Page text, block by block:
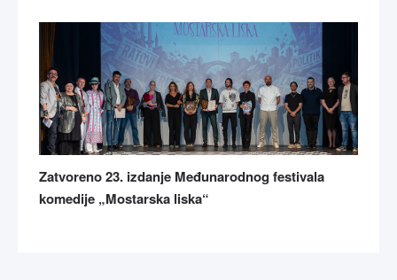
Zatvoreno 23. izdanje Međunarodnog festivala
komedije „Mostarska liska“